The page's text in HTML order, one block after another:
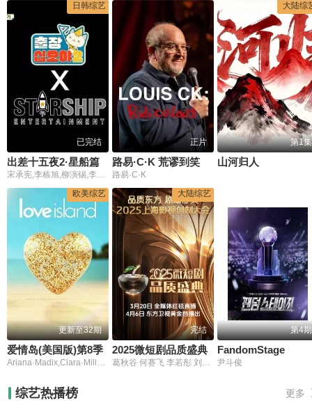
日韩综艺
已完结
出差十五夜2·星船篇
宋承宪,李栋旭,柳演锡,李光洙
正片
路易·C·K 荒谬到笑
路易·C·K
大陆综
第1集
山河归人
欧美综艺
更新至32期
爱情岛(美国版)第8季
Ariana·Madix,Ciara·Miller,Tefi·Pessoa
大陆综艺
完结
2025微短剧品质盛典
葛秋谷 何赛飞 李若彤 刘美含 马秋元
第4期
FandomStage
尹斗俊
综艺热播榜 更多